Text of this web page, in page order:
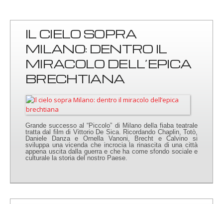
IL CIELO SOPRA
MILANO: DENTRO IL
MIRACOLO DELL’EPICA
BRECHTIANA
Grande successo al “Piccolo” di Milano della fiaba teatrale
tratta dal film di Vittorio De Sica. Ricordando Chaplin, Totò,
Daniele Danza e Ornella Vanoni, Brecht e Calvino si
sviluppa una vicenda che incrocia la rinascita di una città
appena uscita dalla guerra e che ha come sfondo sociale e
culturale la storia del nostro Paese.